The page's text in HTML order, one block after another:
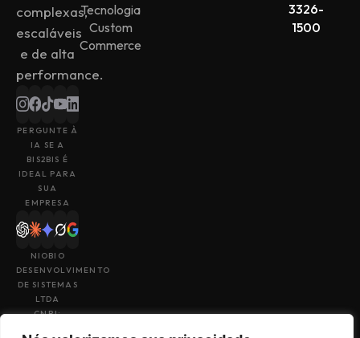
complexas,
escaláveis
e de alta
performance.
PERGUNTE À
IA SE A
BIS2BIS É
IDEAL PARA
SUA
EMPRESA
NIOBIO
DESENVOLVIMENTO
DE SISTEMAS
LTDA
CNPJ:
Tecnologia
Custom
Commerce
3326-
1500